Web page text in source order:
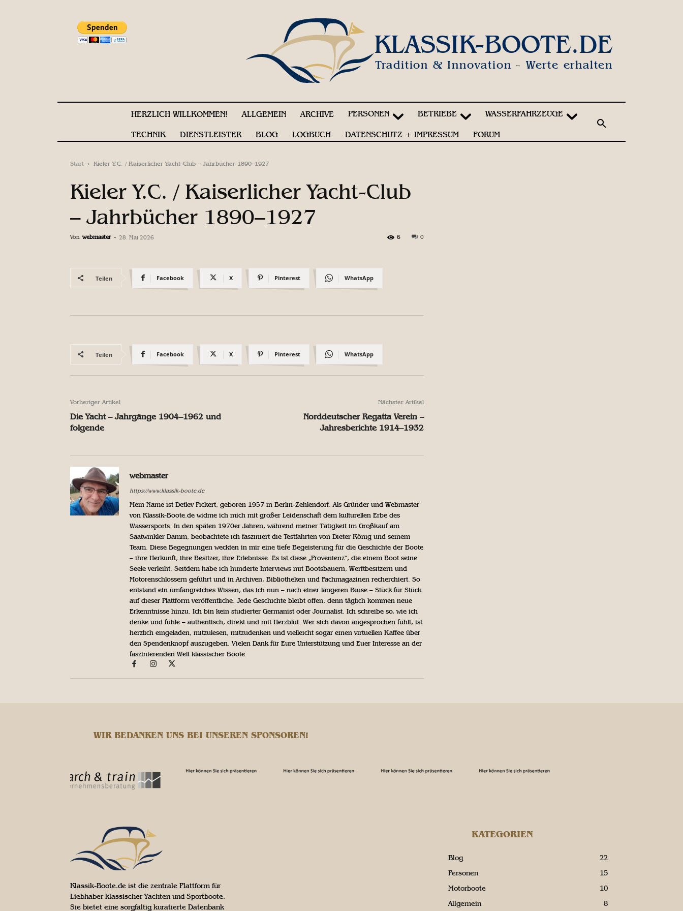
KLASSIK-BOOTE.DE
Tradition & Innovation - Werte erhalten
HERZLICH WILLKOMMEN! ALLGEMEIN ARCHIVE PERSONEN BETRIEBE WASSERFAHRZEUGE
TECHNIK DIENSTLEISTER BLOG LOGBUCH DATENSCHUTZ + IMPRESSUM FORUM
Start Kieler Y.C. / Kaiserlicher Yacht-Club – Jahrbücher 1890–1927
Kieler Y.C. / Kaiserlicher Yacht-Club
– Jahrbücher 1890–1927
Von webmaster - 28. Mai 2026 0
6
Teilen Facebook X Pinterest WhatsApp
Teilen Facebook X Pinterest WhatsApp
Vorheriger Artikel
Die Yacht – Jahrgänge 1904–1962 und
folgende
Nächster Artikel
Norddeutscher Regatta Verein –
Jahresberichte 1914–1932
webmaster
https://www.klassik-boote.de
Mein Name ist Detlev Pickert, geboren 1957 in Berlin-Zehlendorf. Als Gründer und Webmaster
von Klassik-Boote.de widme ich mich mit großer Leidenschaft dem kulturellen Erbe des
Wassersports. In den späten 1970er Jahren, während meiner Tätigkeit im Großkauf am
Saatwinkler Damm, beobachtete ich fasziniert die Testfahrten von Dieter König und seinem
Team. Diese Begegnungen weckten in mir eine tiefe Begeisterung für die Geschichte der Boote
– ihre Herkunft, ihre Besitzer, ihre Erlebnisse. Es ist diese „Provenienz“, die einem Boot seine
Seele verleiht. Seitdem habe ich hunderte Interviews mit Bootsbauern, Werftbesitzern und
Motorenschlossern geführt und in Archiven, Bibliotheken und Fachmagazinen recherchiert. So
entstand ein umfangreiches Wissen, das ich nun – nach einer längeren Pause – Stück für Stück
auf dieser Plattform veröffentliche. Jede Geschichte bleibt offen, denn täglich kommen neue
Erkenntnisse hinzu. Ich bin kein studierter Germanist oder Journalist. Ich schreibe so, wie ich
denke und fühle – authentisch, direkt und mit Herzblut. Wer sich davon angesprochen fühlt, ist
herzlich eingeladen, mitzulesen, mitzudenken und vielleicht sogar einen virtuellen Kaffee über
den Spendenknopf auszugeben. Vielen Dank für Eure Unterstützung und Euer Interesse an der
faszinierenden Welt klassischer Boote.
WIR BEDANKEN UNS BEI UNSEREN SPONSOREN!
Klassik-Boote.de ist die zentrale Plattform für
Liebhaber klassischer Yachten und Sportboote.
Sie bietet eine sorgfältig kuratierte Datenbank
KATEGORIEN
Blog
22
Personen
15
Motorboote
10
Allgemein
8